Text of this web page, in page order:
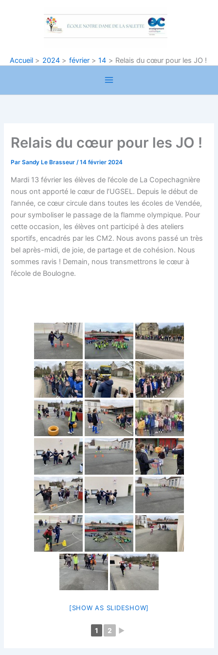
Accueil 2024 février 14 Relais du cœur pour les JO !
Relais du cœur pour les JO !
ParSandy Le Brasseur/14 février 2024
Mardi 13 février les élèves de l’école de La Copechagnière
nous ont apporté le cœur de l’UGSEL. Depuis le début de
l’année, ce cœur circule dans toutes les écoles de Vendée,
pour symboliser le passage de la flamme olympique. Pour
cette occasion, les élèves ont participé à des ateliers
sportifs, encadrés par les CM2. Nous avons passé un très
bel après-midi, de joie, de partage et de cohésion. Nous
sommes ravis ! Demain, nous transmettrons le cœur à
l’école de Boulogne.
[SHOW AS SLIDESHOW]
1 2 ►